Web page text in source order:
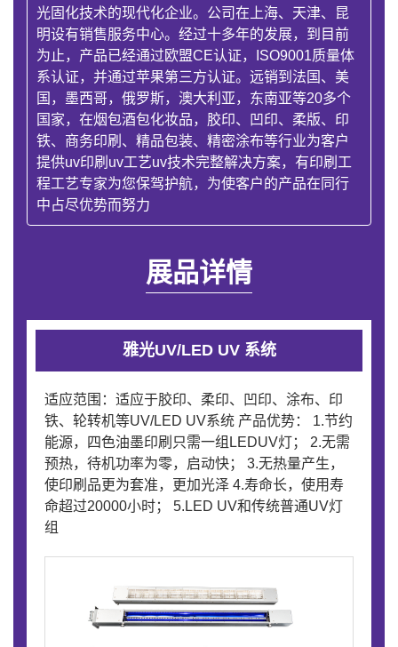
光固化技术的现代化企业。公司在上海、天津、昆
明设有销售服务中心。经过十多年的发展，到目前
为止，产品已经通过欧盟CE认证，ISO9001质量体
系认证，并通过苹果第三方认证。远销到法国、美
国，墨西哥，俄罗斯，澳大利亚，东南亚等20多个
国家，在烟包酒包化妆品，胶印、凹印、柔版、印
铁、商务印刷、精品包装、精密涂布等行业为客户
提供uv印刷uv工艺uv技术完整解决方案，有印刷工
程工艺专家为您保驾护航，为使客户的产品在同行
中占尽优势而努力
展品详情
雅光UV/LED UV 系统
适应范围：适应于胶印、柔印、凹印、涂布、印
铁、轮转机等UV/LED UV系统 产品优势： 1.节约
能源，四色油墨印刷只需一组LEDUV灯； 2.无需
预热，待机功率为零，启动快； 3.无热量产生，
使印刷品更为套准，更加光泽 4.寿命长，使用寿
命超过20000小时； 5.LED UV和传统普通UV灯
组